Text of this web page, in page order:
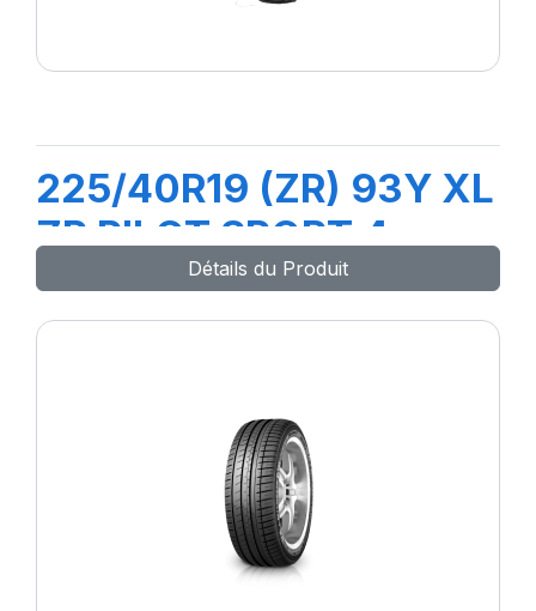
225/40R19 (ZR) 93Y XL
ZP PILOT SPORT 4
Détails du Produit